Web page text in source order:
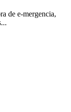
de e-mergencia,